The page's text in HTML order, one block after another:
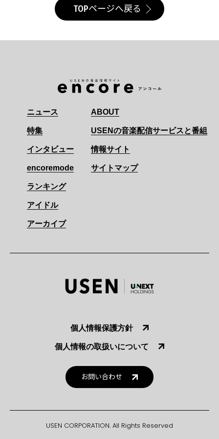
TOPページへ戻る
ニュース
特集
インタビュー
encoremode
ランキング
アイドル
アーカイブ
ABOUT
USENの音楽配信サービスと番組
情報サイト
サイトマップ
個人情報保護方針
個人情報の取扱いについて
お問い合わせ
USEN CORPORATION. All Rights Reserved